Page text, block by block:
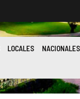
LOCALES NACIONALES